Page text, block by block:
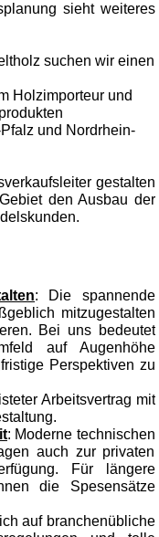
sieht weiteres
suchen wir einen
Holzimporteur und
und Nordrhein-
gestalten
den Ausbau der
: Die spannende
mitzugestalten
Bei uns bedeutet
auf Augenhöhe
Perspektiven zu
Arbeitsvertrag mit
: Moderne technischen
auch zur privaten
Für längere
die Spesensätze
auf branchenübliche